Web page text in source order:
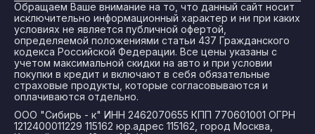
Обращаем Ваше внимание на то, что данный сайт носит
исключительно информационный характер и ни при каких
условиях не является публичной офертой,
определяемой положениями статьи 437 Гражданского
кодекса Российской Федерации. Все цены указаны с
учетом максимальной скидки на авто и при условии
покупки в кредит и включают в себя обязательные
страховые продукты, которые согласовываются и
оплачиваются отдельно.
ООО "Сибирь - к" ИНН 2462070655 КПП 770601001 ОГРН
1212400011229 115162 юр.адрес 115162, город Москва,